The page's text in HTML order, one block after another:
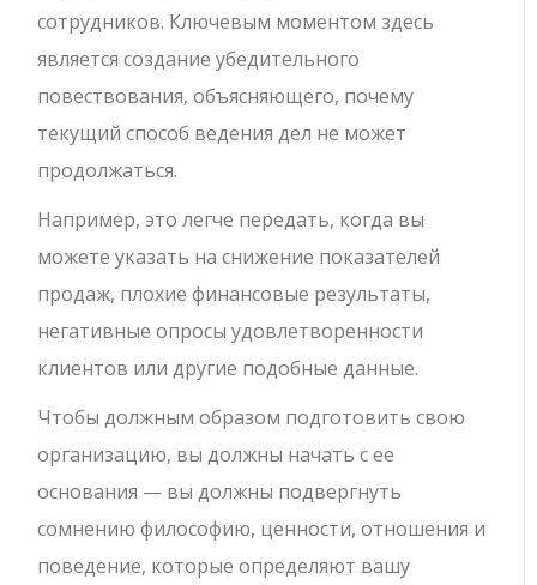
сотрудников. Ключевым моментом здесь
является создание убедительного
повествования, объясняющего, почему
текущий способ ведения дел не может
продолжаться.
Например, это легче передать, когда вы
можете указать на снижение показателей
продаж, плохие финансовые результаты,
негативные опросы удовлетворенности
клиентов или другие подобные данные.
Чтобы должным образом подготовить свою
организацию, вы должны начать с ее
основания — вы должны подвергнуть
сомнению философию, ценности, отношения и
поведение, которые определяют вашу